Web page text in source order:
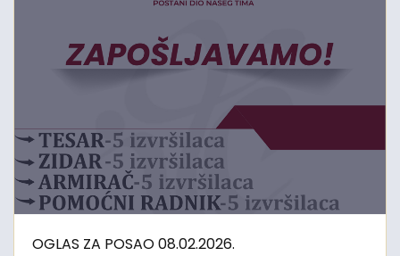
OGLAS ZA POSAO 08.02.2026.